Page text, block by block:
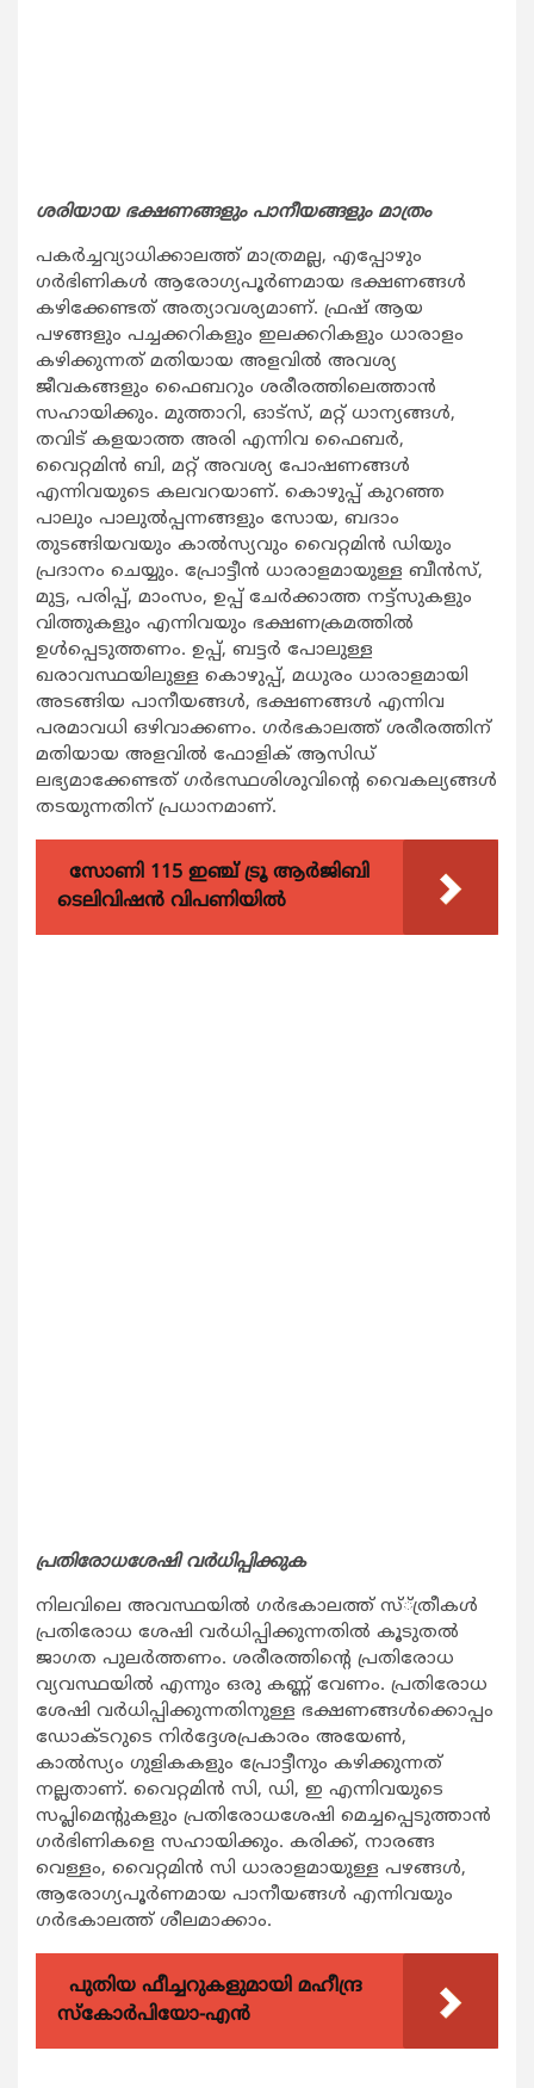
ശരിയായ ഭക്ഷണങ്ങളും പാനീയങ്ങളും മാത്രം
പകര്‍ച്ചവ്യാധിക്കാലത്ത് മാത്രമല്ല, എപ്പോഴും
ഗര്‍ഭിണികള്‍ ആരോഗ്യപൂര്‍ണമായ ഭക്ഷണങ്ങള്‍
കഴിക്കേണ്ടത് അത്യാവശ്യമാണ്. ഫ്രഷ് ആയ
പഴങ്ങളും പച്ചക്കറികളും ഇലക്കറികളും ധാരാളം
കഴിക്കുന്നത് മതിയായ അളവില്‍ അവശ്യ
ജീവകങ്ങളും ഫൈബറും ശരീരത്തിലെത്താന്‍
സഹായിക്കും. മുത്താറി, ഓട്‌സ്, മറ്റ് ധാന്യങ്ങള്‍,
തവിട് കളയാത്ത അരി എന്നിവ ഫൈബര്‍,
വൈറ്റമിന്‍ ബി, മറ്റ് അവശ്യ പോഷണങ്ങള്‍
എന്നിവയുടെ കലവറയാണ്. കൊഴുപ്പ് കുറഞ്ഞ
പാലും പാലുല്‍പ്പന്നങ്ങളും സോയ, ബദാം
തുടങ്ങിയവയും കാല്‍സ്യവും വൈറ്റമിന്‍ ഡിയും
പ്രദാനം ചെയ്യും. പ്രോട്ടീന്‍ ധാരാളമായുള്ള ബീന്‍സ്,
മുട്ട, പരിപ്പ്, മാംസം, ഉപ്പ് ചേര്‍ക്കാത്ത നട്ട്‌സുകളും
വിത്തുകളും എന്നിവയും ഭക്ഷണക്രമത്തില്‍
ഉള്‍പ്പെടുത്തണം. ഉപ്പ്, ബട്ടര്‍ പോലുള്ള
ഖരാവസ്ഥയിലുള്ള കൊഴുപ്പ്, മധുരം ധാരാളമായി
അടങ്ങിയ പാനീയങ്ങള്‍, ഭക്ഷണങ്ങള്‍ എന്നിവ
പരമാവധി ഒഴിവാക്കണം. ഗര്‍ഭകാലത്ത് ശരീരത്തിന്
മതിയായ അളവില്‍ ഫോളിക് ആസിഡ്
ലഭ്യമാക്കേണ്ടത് ഗര്‍ഭസ്ഥശിശുവിന്റെ വൈകല്യങ്ങള്‍
തടയുന്നതിന് പ്രധാനമാണ്.
സോണി 115 ഇഞ്ച് ട്രൂ ആർജിബി
ടെലിവിഷൻ വിപണിയിൽ
പ്രതിരോധശേഷി വര്‍ധിപ്പിക്കുക
നിലവിലെ അവസ്ഥയില്‍ ഗര്‍ഭകാലത്ത് സ്്ത്രീകള്‍
പ്രതിരോധ ശേഷി വര്‍ധിപ്പിക്കുന്നതില്‍ കൂടുതല്‍
ജാഗത പുലര്‍ത്തണം. ശരീരത്തിന്റെ പ്രതിരോധ
വ്യവസ്ഥയില്‍ എന്നും ഒരു കണ്ണ് വേണം. പ്രതിരോധ
ശേഷി വര്‍ധിപ്പിക്കുന്നതിനുള്ള ഭക്ഷണങ്ങള്‍ക്കൊപ്പം
ഡോക്ടറുടെ നിര്‍ദ്ദേശപ്രകാരം അയേണ്‍,
കാല്‍സ്യം ഗുളികകളും പ്രോട്ടീനും കഴിക്കുന്നത്
നല്ലതാണ്. വൈറ്റമിന്‍ സി, ഡി, ഇ എന്നിവയുടെ
സപ്ലിമെന്റുകളും പ്രതിരോധശേഷി മെച്ചപ്പെടുത്താന്‍
ഗര്‍ഭിണികളെ സഹായിക്കും. കരിക്ക്, നാരങ്ങ
വെള്ളം, വൈറ്റമിന്‍ സി ധാരാളമായുള്ള പഴങ്ങള്‍,
ആരോഗ്യപൂര്‍ണമായ പാനീയങ്ങള്‍ എന്നിവയും
ഗര്‍ഭകാലത്ത് ശീലമാക്കാം.
പുതിയ ഫീച്ചറുകളുമായി മഹീന്ദ്ര
സ്കോർപിയോ-എൻ